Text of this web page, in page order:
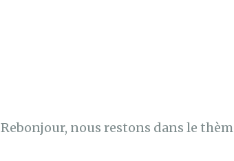
Rebonjour, nous restons dans le